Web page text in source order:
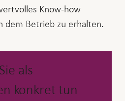
Know-how
dem Betrieb zu erhalten.
als
konkret tun